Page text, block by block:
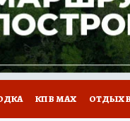
КП В МАХ ОТДЫХ